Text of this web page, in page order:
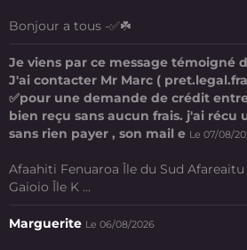
Bonjour a tous -✅☘️
Je viens par ce message témoigné
J'ai contacter Mr Marc (
✅pour une demande de crédit
bien reçu sans aucun frais. j'ai
sans rien payer , son mail e Le 07/08/
Afaahiti Fenuaroa Île du Sud
Gaioio Île K ...
Marguerite Le 06/08/2026